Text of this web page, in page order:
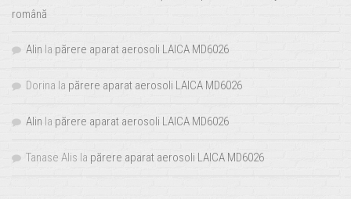
română
Alin la părere aparat aerosoli LAICA MD6026
Dorina la părere aparat aerosoli LAICA MD6026
Alin la părere aparat aerosoli LAICA MD6026
Tanase Alis la părere aparat aerosoli LAICA MD6026